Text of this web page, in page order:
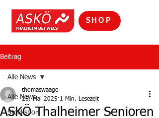
SHOP
Beitrag
Alle News
Stocksport
Alle News
ASKÖ Thalheimer Senioren
thomaswaage
25. Mai 2025 1 Min. Lesezeit